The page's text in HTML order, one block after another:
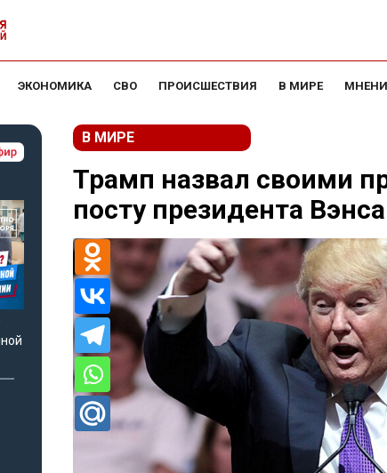
ЭКОНОМИКА СВО ПРОИСШЕСТВИЯ В МИРЕ
В МИРЕ
Трамп назвал своими
посту президента